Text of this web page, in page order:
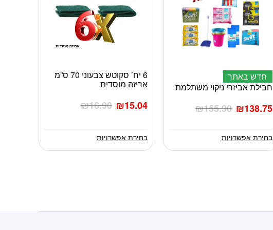
חדש באתר
חבילת אביזרי ניקוי משתלמת
₪155.90 ₪138.75
למוצר
זה
מספר
ניתן
לבחור
את
בחירת אפשרויות
6 יח’ סקוטש צבעוני 70 ס”מ
אריזה מוסדית
₪16.90 ₪15.04
למוצר
זה
מספר
ניתן
לבחור
את
בחירת אפשרויות